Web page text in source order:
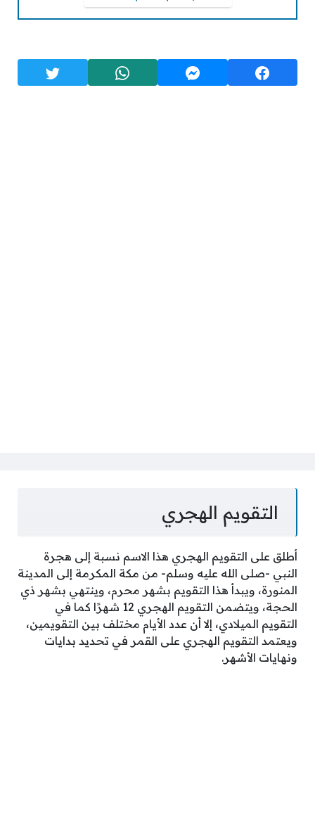
التقويم الهجري
أطلق على التقويم الهجري هذا الاسم نسبة إلى هجرة
النبي -صلى الله عليه وسلم- من مكة المكرمة إلى المدينة
المنورة، ويبدأ هذا التقويم بشهر محرم، وينتهي بشهر ذي
الحجة، ويتضمن التقويم الهجري 12 شهرًا كما في
التقويم الميلادي، إلا أن عدد الأيام مختلف بين التقويمين،
ويعتمد التقويم الهجري على القمر في تحديد بدايات
ونهايات الأشهر.